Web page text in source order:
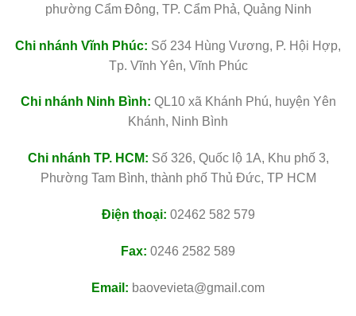
phường Cẩm Đông, TP. Cẩm Phả, Quảng Ninh
Chi nhánh Vĩnh Phúc: Số 234 Hùng Vương, P. Hội Hợp,
Tp. Vĩnh Yên, Vĩnh Phúc
Chi nhánh Ninh Bình: QL10 xã Khánh Phú, huyện Yên
Khánh, Ninh Bình
Chi nhánh TP. HCM: Số 326, Quốc lộ 1A, Khu phố 3,
Phường Tam Bình, thành phố Thủ Đức, TP HCM
Điện thoại: 02462 582 579
Fax: 0246 2582 589
Email: baovevieta@gmail.com